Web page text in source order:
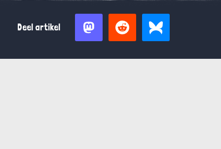
Deel artikel